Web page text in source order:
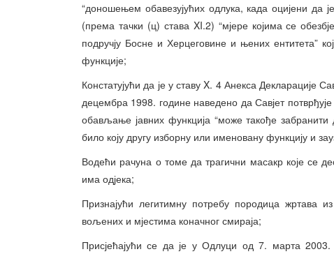
“доношењем обавезујућих одлука, када оцијени да
(према тачки (ц) става XI.2) “мјере којима се
подручју Босне и Херцеговине и њених ентитета”
функције;
Констатујући да је у ставу X. 4 Анекса Декларације
децембра 1998. године наведено да Савјет
обављање јавних функција “може такође
било коју другу изборну или именовану функцију и
Водећи рачуна о томе да трагични масакр које се
има одјека;
Признајући легитимну потребу породица жртава
вољених и мјестима коначног смираја;
Присјећајући се да је у Одлуци од 7. марта